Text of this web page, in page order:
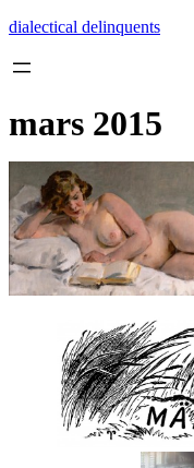
Skip
content
dialectical delinquents
mars 2015